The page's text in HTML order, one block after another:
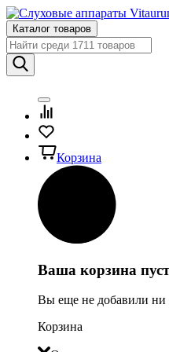
Каталог товаров
Корзина
Ваша корзина
Вы еще не добавили ни
Корзина